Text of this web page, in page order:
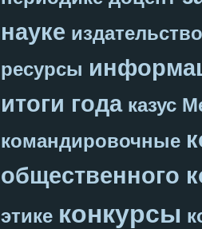
науке издательство
ресурсы
итоги года казус
командировочные
общественного
этике конкурсы